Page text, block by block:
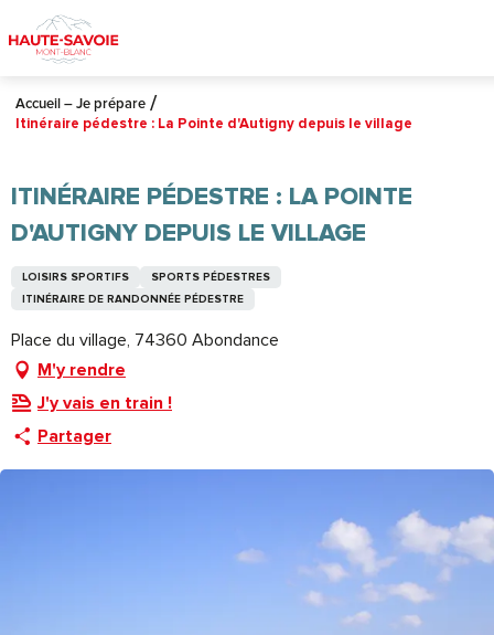
au
contenu
principal
Accueil – Je prépare
Itinéraire pédestre : La Pointe d'Autigny depuis le village
ITINÉRAIRE PÉDESTRE : LA POINTE
D'AUTIGNY DEPUIS LE VILLAGE
LOISIRS SPORTIFS
SPORTS PÉDESTRES
ITINÉRAIRE DE RANDONNÉE PÉDESTRE
Place du village, 74360 Abondance
M'y rendre
J'y vais en train !
Partager